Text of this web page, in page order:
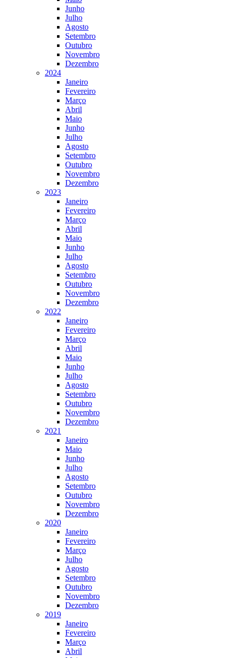
Junho
Julho
Agosto
Setembro
Outubro
Novembro
Dezembro
2024
Janeiro
Fevereiro
Março
Abril
Maio
Junho
Julho
Agosto
Setembro
Outubro
Novembro
Dezembro
2023
Janeiro
Fevereiro
Março
Abril
Maio
Junho
Julho
Agosto
Setembro
Outubro
Novembro
Dezembro
2022
Janeiro
Fevereiro
Março
Abril
Maio
Junho
Julho
Agosto
Setembro
Outubro
Novembro
Dezembro
2021
Janeiro
Maio
Junho
Julho
Agosto
Setembro
Outubro
Novembro
Dezembro
2020
Janeiro
Fevereiro
Março
Julho
Agosto
Setembro
Outubro
Novembro
Dezembro
2019
Janeiro
Fevereiro
Março
Abril